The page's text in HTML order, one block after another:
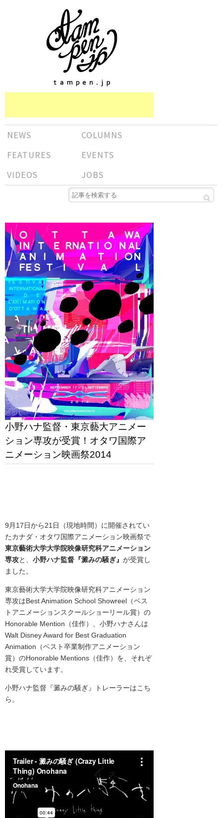
NEWS
COLUMNS
FEATURES
EVENTS
VIDEOS
JOBS
小野ハナ監督・東京藝大アニメー
ション専攻が受賞！オタワ国際ア
ニメーション映画祭2014
9月17日から21日（現地時間）に開催されてい
たカナダ・オタワ国際アニメーション映画祭で
東京藝術大学大学院映像研究科アニメーション
専攻と、 小野ハナ監督『澱みの騒ぎ』 が受賞し
ました。
東京藝術大学大学院映像研究科アニメーション
専攻はBest Animation School Showreel（ベス
トアニメーションスクールショーリール賞）の
Honorable Mention（佳作）、小野ハナさんは
Walt Disney Award for Best Graduation
Animation（ベスト卒業制作アニメーション
賞）のHonorable Mentions（佳作）を、それぞ
れ受賞しています。
小野ハナ監督『澱みの騒ぎ』トレーラーはこち
ら。